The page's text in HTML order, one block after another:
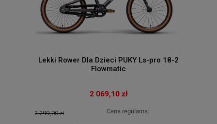
Lekki Rower Dla Dzieci PUKY Ls-pro 18-2
Flowmatic
2 069,10 zł
Cena regularna:
2 299,00 zł